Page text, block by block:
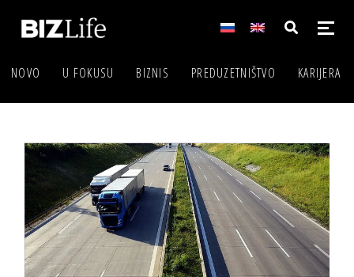
NOVO U FOKUSU BIZNIS PREDUZETNIŠTVO KARIJERA